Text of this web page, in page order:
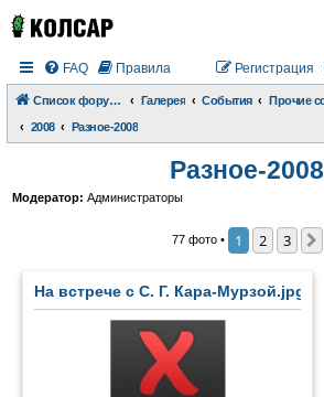
FAQ Правила Регистрация
Список форумов Галерея События
2008
Разное-2008
Разное-2008
Модератор: Администраторы
77 фото • 1 2 3
На встрече с С. Г. Кара-Мурзой.jpg